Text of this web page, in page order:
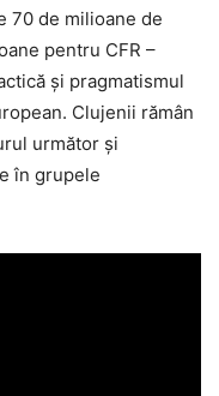
70 de milioane de
pentru CFR –
și pragmatismul
Clujenii rămân
următor și
în grupele